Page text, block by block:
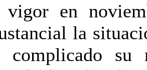
en
la
complicado su